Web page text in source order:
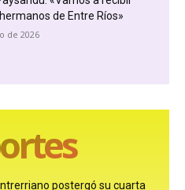
de Entre Ríos»
de 2026
postergó su cuarta